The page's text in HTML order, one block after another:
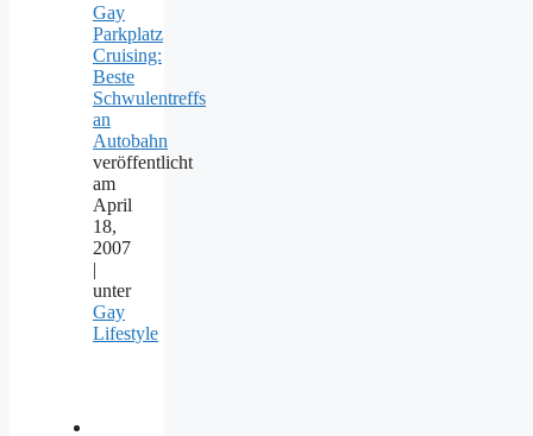
Gay
Parkplatz
Cruising:
Beste
Schwulentreffs
an
Autobahn
veröffentlicht
am
April
18,
2007
|
unter
Gay
Lifestyle